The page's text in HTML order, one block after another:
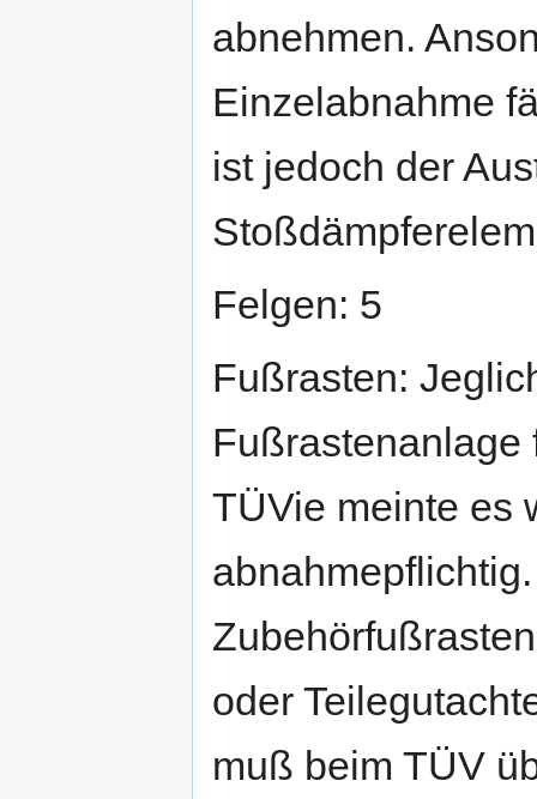
abnehmen.
Einzelabnahme
ist jedoch der
Felgen: 5
Fußrasten:
Fußrastenanlage
TÜVie meinte es
oder
muß beim TÜV